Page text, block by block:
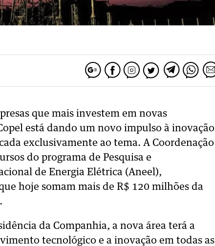
que mais investem em novas
está dando um novo impulso à inovação
exclusivamente ao tema. A Coordenação
do programa de Pesquisa e
de Energia Elétrica (Aneel),
hoje somam mais de R$ 120 milhões da
da Companhia, a nova área terá a
tecnológico e a inovação em todas as